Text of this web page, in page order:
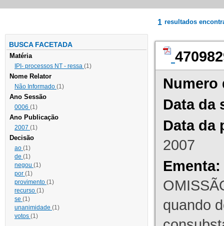
BUSCA FACETADA
Matéria
IPI- processos NT - ressa (1)
Nome Relator
Não Informado (1)
Ano Sessão
0006 (1)
Ano Publicação
2007 (1)
Decisão
ao (1)
de (1)
negou (1)
por (1)
provimento (1)
recurso (1)
se (1)
unanimidade (1)
votos (1)
1 resultados
Numero
Data da
Data da
2007
Ementa:
quando